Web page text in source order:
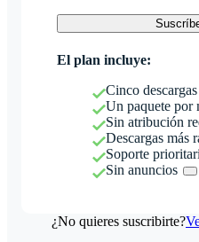
El plan incluye:
Cinco
Un paquete por
Sin atribución
Descargas más
Soporte
Sin anuncios
¿No quieres suscribirte?